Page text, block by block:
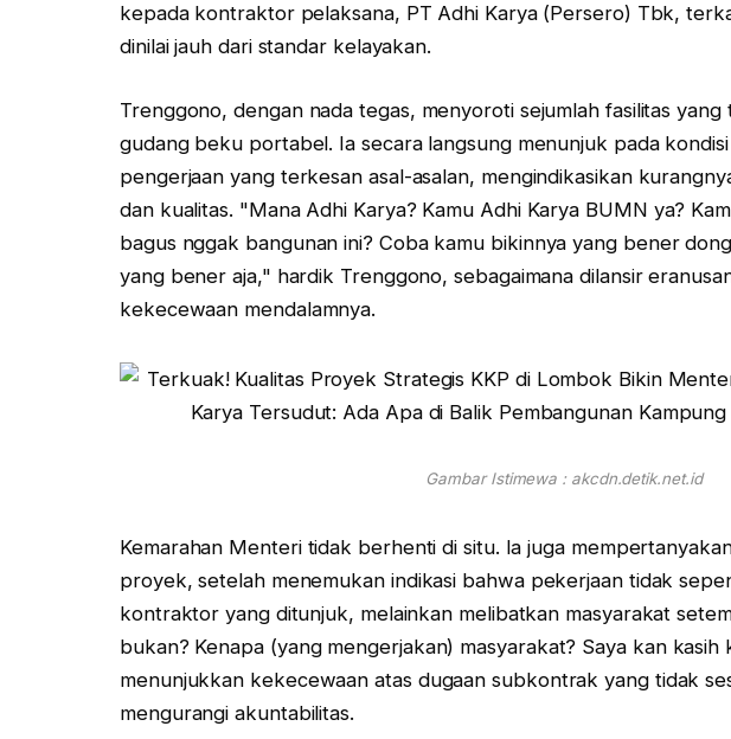
kepada kontraktor pelaksana, PT Adhi Karya (Persero) Tbk,
dinilai jauh dari standar kelayakan.
Trenggono, dengan nada tegas, menyoroti sejumlah fasilitas
gudang beku portabel. Ia secara langsung menunjuk pada
pengerjaan yang terkesan asal-asalan, mengindikasikan
dan kualitas. "Mana Adhi Karya? Kamu Adhi Karya BUMN ya?
bagus nggak bangunan ini? Coba kamu bikinnya yang bener
yang bener aja," hardik Trenggono, sebagaimana dilansir
kekecewaan mendalamnya.
Gambar Istimewa : akcdn.detik.net.id
Kemarahan Menteri tidak berhenti di situ. Ia juga
proyek, setelah menemukan indikasi bahwa pekerjaan tidak
kontraktor yang ditunjuk, melainkan melibatkan masyarakat
bukan? Kenapa (yang mengerjakan) masyarakat? Saya kan
menunjukkan kekecewaan atas dugaan subkontrak yang tidak
mengurangi akuntabilitas.